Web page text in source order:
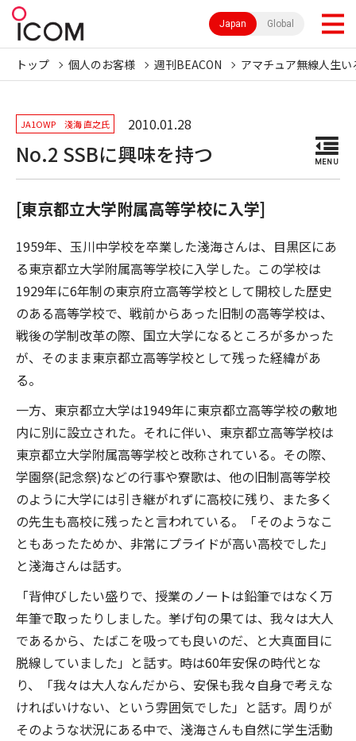
Japan Global
トップ 個人のお客様 週刊BEACON アマチュア無線人生い
JA1OWP 淺海 直之氏 2010.01.28
No.2 SSBに興味を持つ MENU
[東京都立大学附属高等学校に入学]
1959年、玉川中学校を卒業した淺海さんは、目黒区にあ
る東京都立大学附属高等学校に入学した。この学校は
1929年に6年制の東京府立高等学校として開校した歴史
のある高等学校で、戦前からあった旧制の高等学校は、
戦後の学制改革の際、国立大学になるところが多かった
が、そのまま東京都立高等学校として残った経緯があ
る。
一方、東京都立大学は1949年に東京都立高等学校の敷地
内に別に設立された。それに伴い、東京都立高等学校は
東京都立大学附属高等学校と改称されている。その際、
学園祭(記念祭)などの行事や寮歌は、他の旧制高等学校
のように大学には引き継がれずに高校に残り、また多く
の先生も高校に残ったと言われている。「そのようなこ
ともあったためか、非常にプライドが高い高校でした」
と淺海さんは話す。
「背伸びしたい盛りで、授業のノートは鉛筆ではなく万
年筆で取ったりしました。挙げ句の果ては、我々は大人
であるから、たばこを吸っても良いのだ、と大真面目に
脱線していました」と話す。時は60年安保の時代とな
り、「我々は大人なんだから、安保も我々自身で考えな
ければいけない、という雰囲気でした」と話す。周りが
そのような状況にある中で、淺海さんも自然に学生活動